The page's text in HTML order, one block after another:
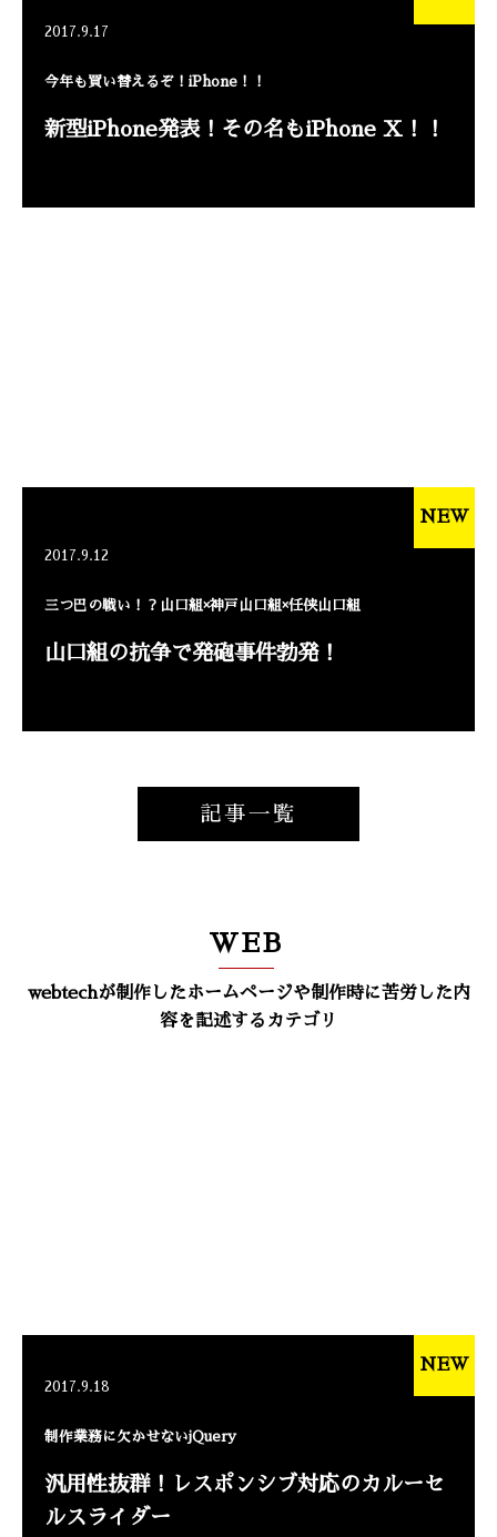
2017.9.17
今年も買い替えるぞ！iPhone！！
新型iPhone発表！その名もiPhone X！！
2017.9.12
三つ巴の戦い！？山口組×神戸山口組×任侠山口組
山口組の抗争で発砲事件勃発！
NEW
記事一覧
WEB
webtechが制作したホームページや制作時に苦労した内
容を記述するカテゴリ
2017.9.18
制作業務に欠かせないjQuery
汎用性抜群！レスポンシブ対応のカルーセ
ルスライダー
NEW